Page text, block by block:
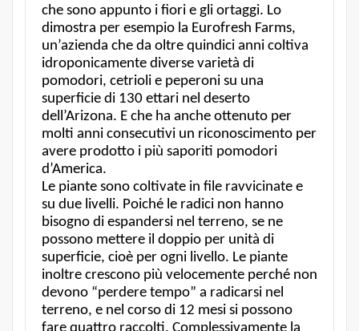
che sono appunto i fiori e gli ortaggi. Lo
dimostra per esempio la Eurofresh Farms,
un’azienda che da oltre quindici anni coltiva
idroponicamente diverse varietà di
pomodori, cetrioli e peperoni su una
superficie di 130 ettari nel deserto
dell’Arizona. E che ha anche ottenuto per
molti anni consecutivi un riconoscimento per
avere prodotto i più saporiti pomodori
d’America.
Le piante sono coltivate in file ravvicinate e
su due livelli. Poiché le radici non hanno
bisogno di espandersi nel terreno, se ne
possono mettere il doppio per unità di
superficie, cioè per ogni livello. Le piante
inoltre crescono più velocemente perché non
devono “perdere tempo” a radicarsi nel
terreno, e nel corso di 12 mesi si possono